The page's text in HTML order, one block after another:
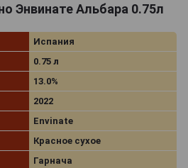
Энвинате Альбара 0.75л
Испания
0.75 л
13.0%
2022
Envinate
Красное сухое
Гарнача